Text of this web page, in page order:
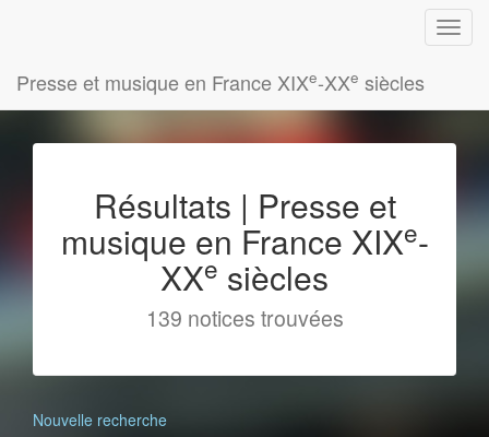
Presse et musique en France XIXe-XXe siècles
Résultats | Presse et
musique en France XIXe-
XXe siècles
139 notices trouvées
Nouvelle recherche